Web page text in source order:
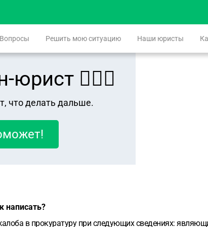
Вопросы Решить мою ситуацию Наши юристы
👨🏻‍⚖️
что делать дальше.
написать?
в прокуратуру при следующих сведениях: